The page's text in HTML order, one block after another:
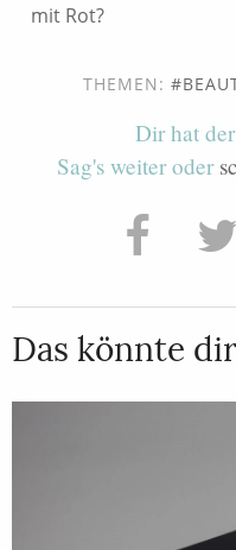
mit Rot?
THEMEN:
Dir hat
Sag's weiter oder
Das könnte